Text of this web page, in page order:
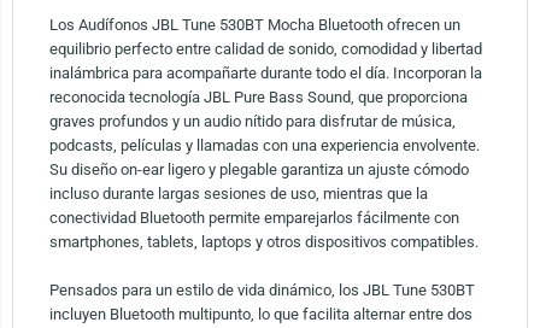
Los Audífonos JBL Tune 530BT Mocha Bluetooth ofrecen un
equilibrio perfecto entre calidad de sonido, comodidad y libertad
inalámbrica para acompañarte durante todo el día. Incorporan la
reconocida tecnología JBL Pure Bass Sound, que proporciona
graves profundos y un audio nítido para disfrutar de música,
podcasts, películas y llamadas con una experiencia envolvente.
Su diseño on-ear ligero y plegable garantiza un ajuste cómodo
incluso durante largas sesiones de uso, mientras que la
conectividad Bluetooth permite emparejarlos fácilmente con
smartphones, tablets, laptops y otros dispositivos compatibles.
Pensados para un estilo de vida dinámico, los JBL Tune 530BT
incluyen Bluetooth multipunto, lo que facilita alternar entre dos